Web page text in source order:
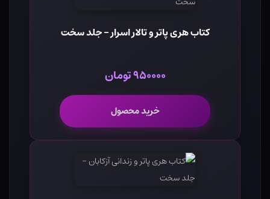
کتاب هری پاتر و تالار اسرار - جلد سخت
۹۵۰۰۰۰ تومان
خرید محصول